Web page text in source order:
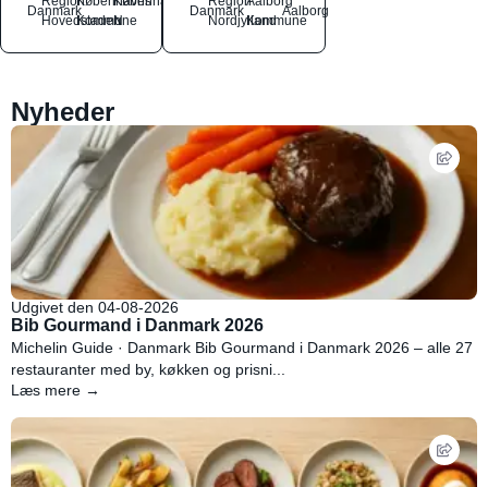
Danmark
Hovedstaden
Kommune
N
Danmark
NordjyllandKommune
Aalborg
Nyheder
Udgivet den 04-08-2026
Bib Gourmand i Danmark 2026
Michelin Guide · Danmark Bib Gourmand i Danmark 2026 – alle 27
restauranter med by, køkken og prisni...
Læs mere →